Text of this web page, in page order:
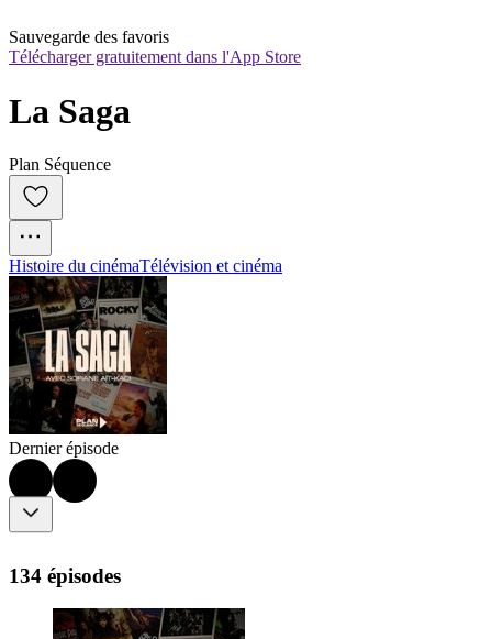
Sauvegarde des favoris
Télécharger gratuitement dans l'App Store
La Saga
Plan Séquence
Histoire du cinémaTélévision et cinéma
Dernier épisode
134 épisodes